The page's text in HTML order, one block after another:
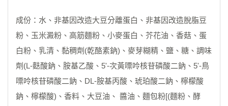
成份：水、非基因改造大豆分離蛋白、非基因改造脫脂豆
粉、玉米澱粉、高筋麵粉、小麥蛋白、芥花油、香菇、蛋
白粉、乳清、黏稠劑(乾酪素鈉)、麥芽糊精、鹽、糖、調味
劑(L-麩酸鈉、胺基乙酸、5'-次黃嘌呤核苷磷酸二鈉、5'-鳥
嘌呤核苷磷酸二鈉、DL-胺基丙酸、琥珀酸二鈉、檸檬酸
鈉、檸檬酸)、香料、大豆油、 醬油、麵包粉[(麵粉、酵